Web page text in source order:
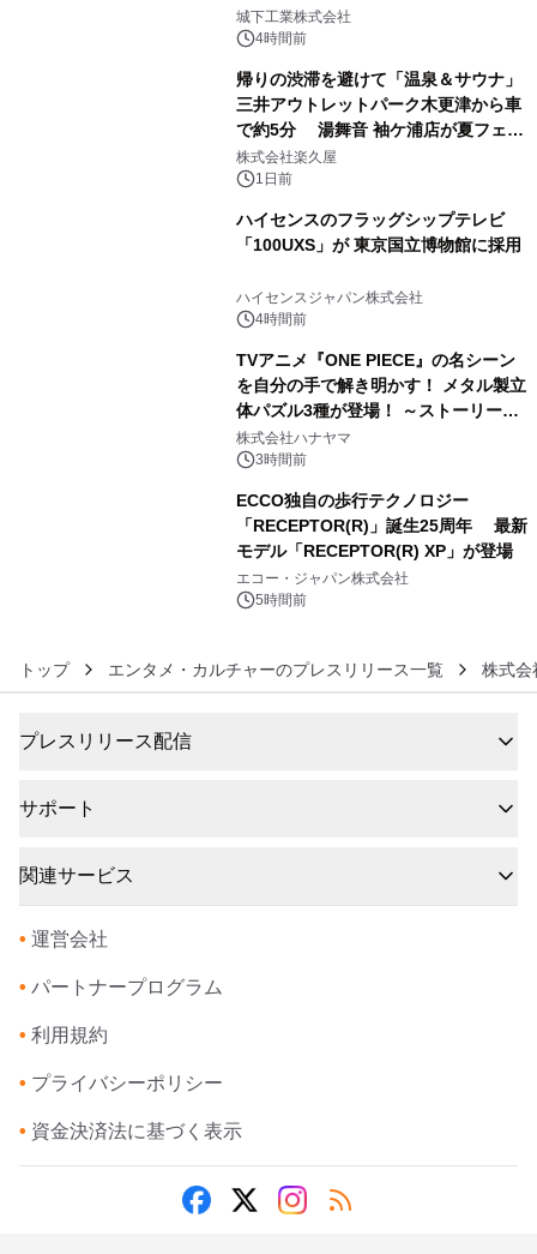
ーブル1本つなぐだけ、テレビの音が
ぐっと豊かに
城下工業株式会社
4時間前
帰りの渋滞を避けて「温泉＆サウナ」
三井アウトレットパーク木更津から車
で約5分 湯舞音 袖ケ浦店が夏フェア
メニューを提供
株式会社楽久屋
1日前
ハイセンスのフラッグシップテレビ
「100UXS」が 東京国立博物館に採用
ハイセンスジャパン株式会社
4時間前
TVアニメ『ONE PIECE』の名シーン
を自分の手で解き明かす！ メタル製立
体パズル3種が登場！ ～ストーリーと
ギミックが融合した 大人の体験型パズ
ルが8月7日(金)12時より先行予約受付
株式会社ハナヤマ
3時間前
ECCO独自の歩行テクノロジー
「RECEPTOR(R)」誕生25周年 最新
モデル「RECEPTOR(R) XP」が登場
エコー・ジャパン株式会社
5時間前
トップ エンタメ・カルチャーのプレスリリース一覧 株式会
プレスリリース配信
サポート
関連サービス
• 運営会社
• パートナープログラム
• 利用規約
• プライバシーポリシー
• 資金決済法に基づく表示